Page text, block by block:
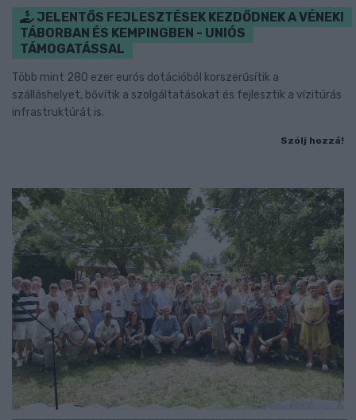
JELENTŐS FEJLESZTÉSEK KEZDŐDNEK A VÉNEKI
TÁBORBAN ÉS KEMPINGBEN - UNIÓS
TÁMOGATÁSSAL
Több mint 280 ezer eurós dotációból korszerűsítik a
szálláshelyet, bővítik a szolgáltatásokat és fejlesztik a vízitúrás
infrastruktúrát is.
Szólj hozzá!